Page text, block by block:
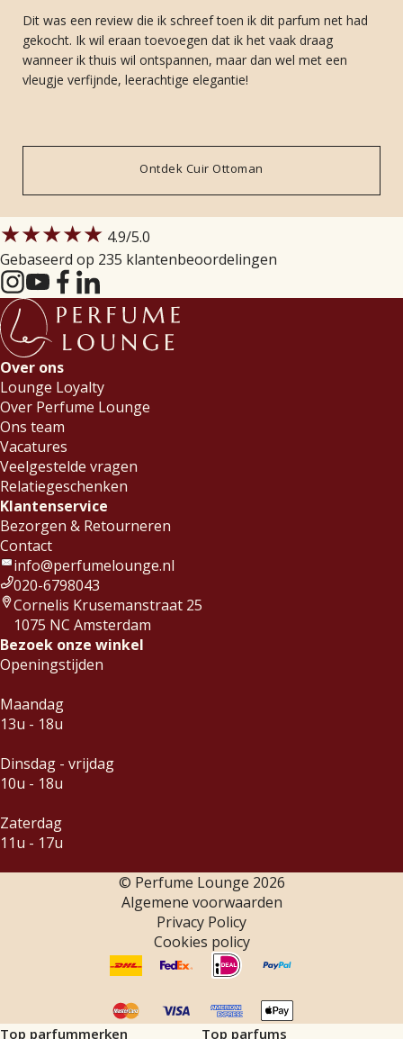
Dit was een review die ik schreef toen ik dit parfum net had
gekocht. Ik wil eraan toevoegen dat ik het vaak draag
wanneer ik thuis wil ontspannen, maar dan wel met een
vleugje verfijnde, leerachtige elegantie!
Ontdek Cuir Ottoman
★★★★★ 4.9/5.0
Gebaseerd op 235 klantenbeoordelingen
Over ons
Lounge Loyalty
Over Perfume Lounge
Ons team
Vacatures
Veelgestelde vragen
Relatiegeschenken
Klantenservice
Bezorgen & Retourneren
Contact
info@perfumelounge.nl
020-6798043
Cornelis Krusemanstraat 25
1075 NC Amsterdam
Bezoek onze winkel
Openingstijden
Maandag
13u - 18u
Dinsdag - vrijdag
10u - 18u
Zaterdag
11u - 17u
© Perfume Lounge 2026
Algemene voorwaarden
Privacy Policy
Cookies policy
Top parfummerken Top parfums